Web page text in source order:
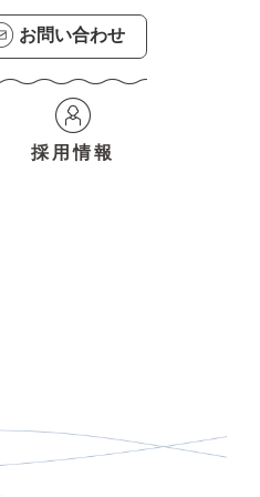
お問い合わせ
採用情報